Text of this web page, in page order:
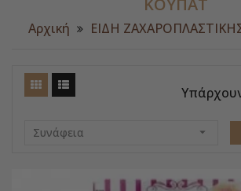
ΚΟΥΠΑΤ
Αρχική ΕΙΔΗ
Συνάφεια 